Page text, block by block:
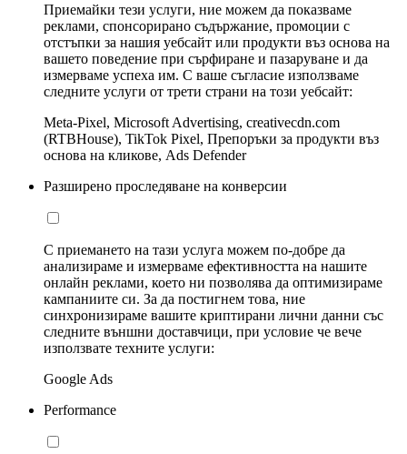
Приемайки тези услуги, ние можем да показваме
реклами, спонсорирано съдържание, промоции с
отстъпки за нашия уебсайт или продукти въз основа на
вашето поведение при сърфиране и пазаруване и да
измерваме успеха им. С ваше съгласие използваме
следните услуги от трети страни на този уебсайт:
Meta-Pixel, Microsoft Advertising, creativecdn.com
(RTBHouse), TikTok Pixel, Препоръки за продукти въз
основа на кликове, Ads Defender
Разширено проследяване на конверсии
С приемането на тази услуга можем по-добре да
анализираме и измерваме ефективността на нашите
онлайн реклами, което ни позволява да оптимизираме
кампаниите си. За да постигнем това, ние
синхронизираме вашите криптирани лични данни със
следните външни доставчици, при условие че вече
използвате техните услуги:
Google Ads
Performance